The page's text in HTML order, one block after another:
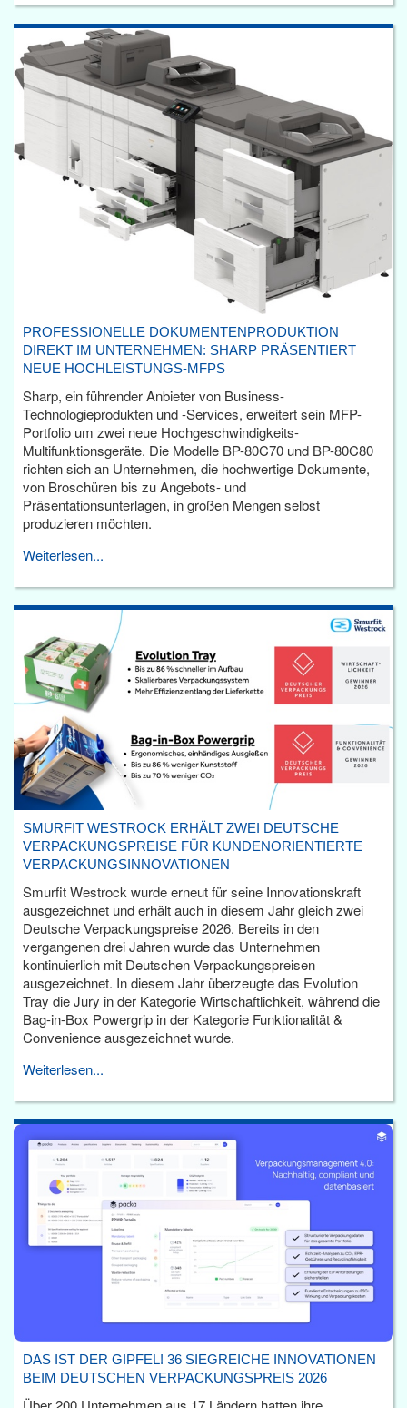
PROFESSIONELLE DOKUMENTENPRODUKTION
DIREKT IM UNTERNEHMEN: SHARP PRÄSENTIERT
NEUE HOCHLEISTUNGS-MFPS
Sharp, ein führender Anbieter von Business-
Technologieprodukten und -Services, erweitert sein MFP-
Portfolio um zwei neue Hochgeschwindigkeits-
Multifunktionsgeräte. Die Modelle BP-80C70 und BP-80C80
richten sich an Unternehmen, die hochwertige Dokumente,
von Broschüren bis zu Angebots- und
Präsentationsunterlagen, in großen Mengen selbst
produzieren möchten.
Weiterlesen...
SMURFIT WESTROCK ERHÄLT ZWEI DEUTSCHE
VERPACKUNGSPREISE FÜR KUNDENORIENTIERTE
VERPACKUNGSINNOVATIONEN
Smurfit Westrock wurde erneut für seine Innovationskraft
ausgezeichnet und erhält auch in diesem Jahr gleich zwei
Deutsche Verpackungspreise 2026. Bereits in den
vergangenen drei Jahren wurde das Unternehmen
kontinuierlich mit Deutschen Verpackungspreisen
ausgezeichnet. In diesem Jahr überzeugte das Evolution
Tray die Jury in der Kategorie Wirtschaftlichkeit, während die
Bag-in-Box Powergrip in der Kategorie Funktionalität &
Convenience ausgezeichnet wurde.
Weiterlesen...
DAS IST DER GIPFEL! 36 SIEGREICHE INNOVATIONEN
BEIM DEUTSCHEN VERPACKUNGSPREIS 2026